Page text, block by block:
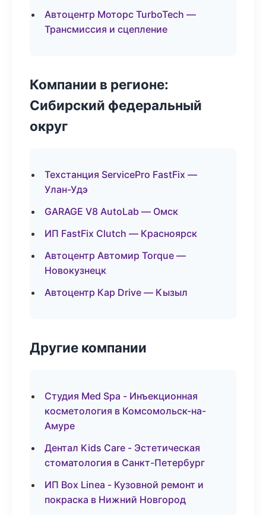
Автоцентр Моторс TurboTech —
Трансмиссия и сцепление
Компании в регионе:
Сибирский федеральный
округ
Техстанция ServicePro FastFix —
Улан-Удэ
GARAGE V8 AutoLab — Омск
ИП FastFix Clutch — Красноярск
Автоцентр Автомир Torque —
Новокузнецк
Автоцентр Кар Drive — Кызыл
Другие компании
Студия Med Spa - Инъекционная
косметология в Комсомольск-на-
Амуре
Дентал Kids Care - Эстетическая
стоматология в Санкт-Петербург
ИП Box Linea - Кузовной ремонт и
покраска в Нижний Новгород